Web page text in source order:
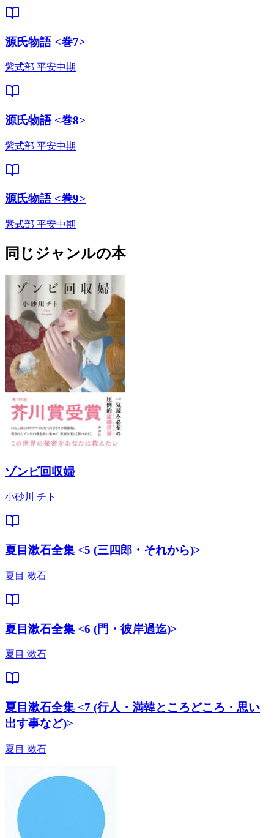
源氏物語 <巻7>
紫式部 平安中期
源氏物語 <巻8>
紫式部 平安中期
源氏物語 <巻9>
紫式部 平安中期
同じジャンルの本
ゾンビ回収婦
小砂川 チト
夏目漱石全集 <5 (三四郎・それから)>
夏目 漱石
夏目漱石全集 <6 (門・彼岸過迄)>
夏目 漱石
夏目漱石全集 <7 (行人・満韓ところどころ・思い
出す事など)>
夏目 漱石